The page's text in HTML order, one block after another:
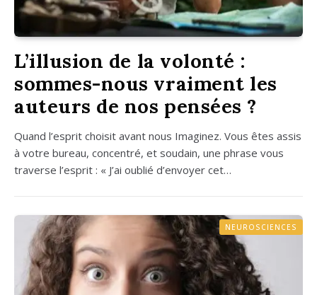
L’illusion de la volonté :
sommes-nous vraiment les
auteurs de nos pensées ?
Quand l’esprit choi­sit avant nous Ima­gi­nez. Vous êtes assis
à votre bureau, concen­tré, et sou­dain, une phrase vous
tra­verse l’esprit : « J’ai oublié d’envoyer cet…
NEUROSCIENCES